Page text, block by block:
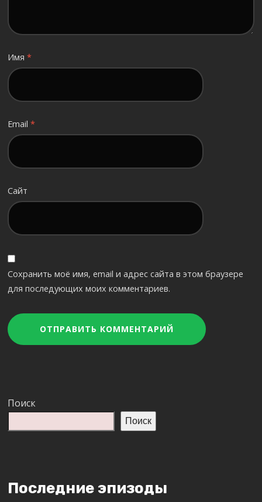
Имя*
Email*
Сайт
Сохранить моё имя, email и адрес сайта в этом браузере
для последующих моих комментариев.
Поиск
Поиск
Последние эпизоды